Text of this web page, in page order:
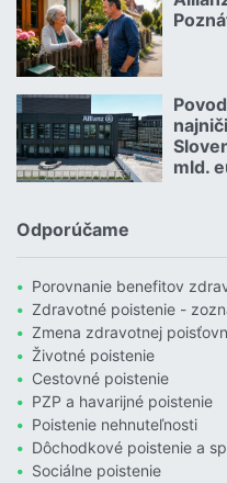
mld.
Odporúčame
Porovnanie benefitov
Zdravotné poistenie -
Zmena zdravotnej
Životné poistenie
Cestovné poistenie
PZP a havarijné poistenie
Poistenie nehnuteľnosti
Dôchodkové poistenie a
Sociálne poistenie